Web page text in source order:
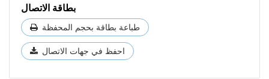
بطاقة الاتصال
طباعة بطاقة بحجم المحفظة
احفظ في جهات الاتصال